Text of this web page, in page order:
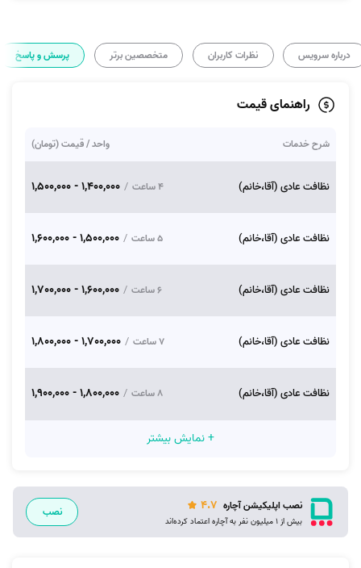
درباره سرویس نظرات کاربران متخصصین برتر پرسش و پاسخ
راهنمای قیمت
شرح خدمات واحد / قیمت (تومان)
نظافت عادی (آقا،خانم) 4 ساعت /
1,400,000 - 1,500,000
نظافت عادی (آقا،خانم) 5 ساعت /
1,500,000 - 1,600,000
نظافت عادی (آقا،خانم) 6 ساعت /
1,600,000 - 1,700,000
نظافت عادی (آقا،خانم) 7 ساعت /
1,700,000 - 1,800,000
نظافت عادی (آقا،خانم) 8 ساعت /
1,800,000 - 1,900,000
+ نمایش بیشتر
نصب اپلیکیشن آچاره 4.7
بیش از 1 میلیون نفر به آچاره اعتماد کرده‌اند
نصب